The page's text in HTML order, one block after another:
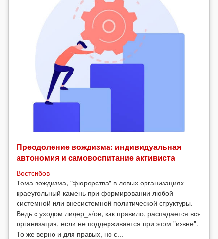
Преодоление вождизма: индивидуальная
автономия и самовоспитание активиста
Востсибов
Тема вождизма, "фюрерства" в левых организациях —
краеугольный камень при формировании любой
системной или внесистемной политической структуры.
Ведь с уходом лидер_а/ов, как правило, распадается вся
организация, если не поддерживается при этом "извне".
То же верно и для правых, но с...